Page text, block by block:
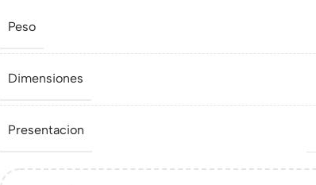
Peso
Dimensiones
Presentacion